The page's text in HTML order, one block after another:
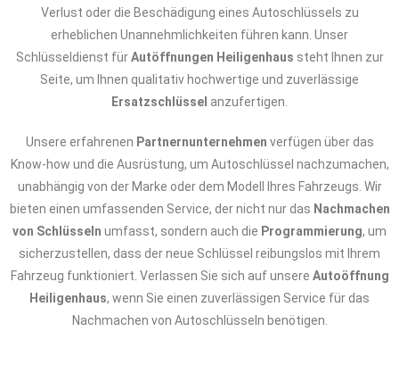
Verlust oder die Beschädigung eines Autoschlüssels zu
erheblichen Unannehmlichkeiten führen kann. Unser
Schlüsseldienst fürAutöffnungen Heiligenhaus steht Ihnen zur
Seite, um Ihnen qualitativ hochwertige und zuverlässige
Ersatzschlüssel anzufertigen.
Unsere erfahrenen Partnernunternehmen verfügen über das
Know-how und die Ausrüstung, um Autoschlüssel nachzumachen,
unabhängig von der Marke oder dem Modell Ihres Fahrzeugs. Wir
bieten einen umfassenden Service, der nicht nur das Nachmachen
von Schlüsseln umfasst, sondern auch die Programmierung, um
sicherzustellen, dass der neue Schlüssel reibungslos mit Ihrem
Fahrzeug funktioniert. Verlassen Sie sich auf unsere Autoöffnung
Heiligenhaus, wenn Sie einen zuverlässigen Service für das
Nachmachen von Autoschlüsseln benötigen.